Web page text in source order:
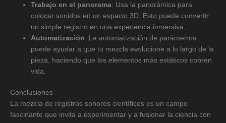
Trabajo en el panorama: Usa la panorámica para
colocar sonidos en un espacio 3D. Esto puede convertir
un simple registro en una experiencia inmersiva.
Automatización: La automatización de parámetros
puede ayudar a que tu mezcla evolucione a lo largo de la
pieza, haciendo que los elementos más estáticos cobren
vida.
Conclusiones
La mezcla de registros sonoros científicos es un campo
fascinante que invita a experimentar y a fusionar la ciencia con